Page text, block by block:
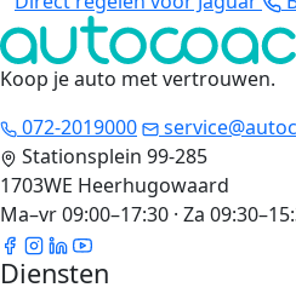
Koop je auto met vertrouwen.
072-2019000
Stationsplein 99-285
1703WE Heerhugowaard
Ma–vr 09:00–17:30 · Za
Diensten